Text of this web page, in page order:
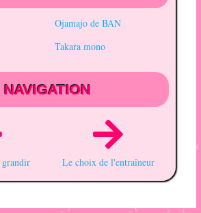
Ojamajo de BAN
Takara mono
NAVIGATION
grandir Le choix de l'entraîneur